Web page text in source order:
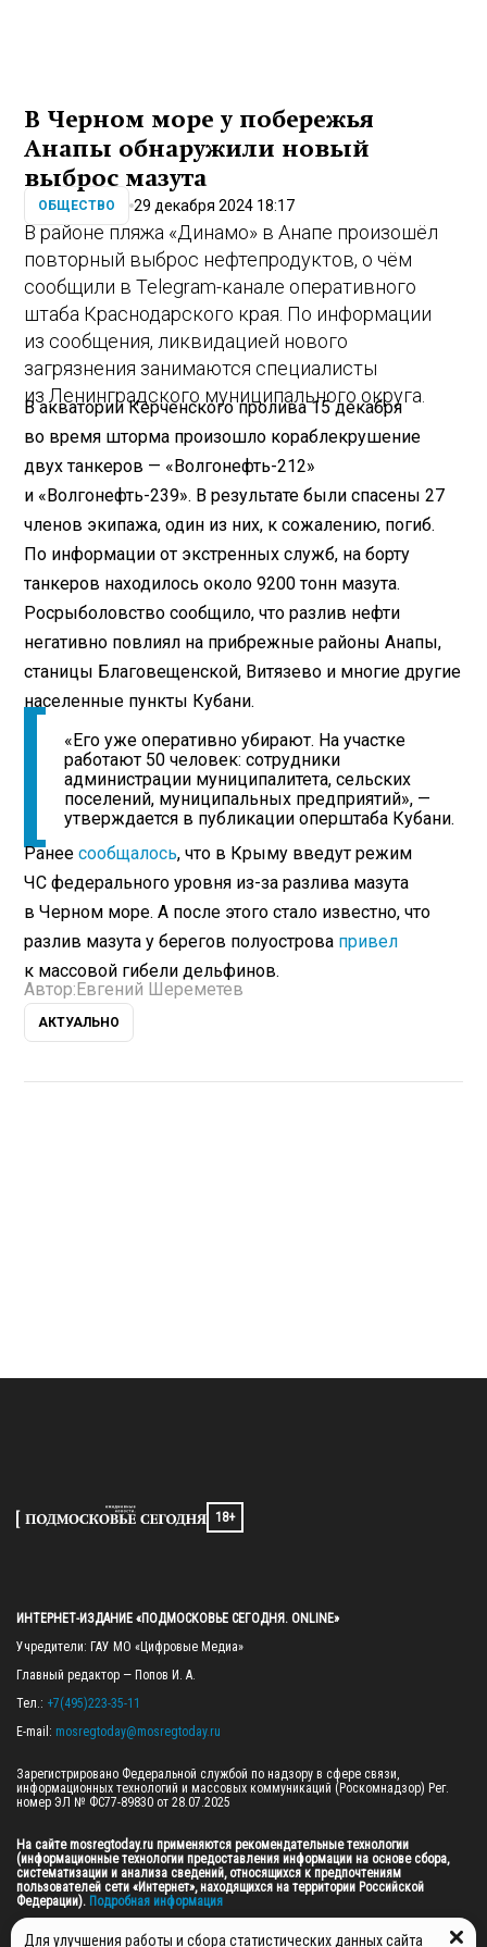
В Черном море у побережья
Анапы обнаружили новый
выброс мазута
ОБЩЕСТВО 29 декабря 2024 18:17
В районе пляжа «Динамо» в Анапе произошёл
повторный выброс нефтепродуктов, о чём
сообщили в Telegram-канале оперативного
штаба Краснодарского края. По информации
из сообщения, ликвидацией нового
загрязнения занимаются специалисты
из Ленинградского муниципального округа.
В акватории Керченского пролива 15 декабря
во время шторма произошло кораблекрушение
двух танкеров — «Волгонефть-212»
и «Волгонефть-239». В результате были спасены 27
членов экипажа, один из них, к сожалению, погиб.
По информации от экстренных служб, на борту
танкеров находилось около 9200 тонн мазута.
Росрыболовство сообщило, что разлив нефти
негативно повлиял на прибрежные районы Анапы,
станицы Благовещенской, Витязево и многие другие
населенные пункты Кубани.
«Его уже оперативно убирают. На участке
работают 50 человек: сотрудники
администрации муниципалитета, сельских
поселений, муниципальных предприятий», —
утверждается в публикации оперштаба Кубани.
Ранеесообщалось, что в Крыму введут режим
ЧС федерального уровня из-за разлива мазута
в Черном море. А после этого стало известно, что
разлив мазута у берегов полуострова привел
к массовой гибели дельфинов.
Автор:Евгений Шереметев
АКТУАЛЬНО
18+
ИНТЕРНЕТ-ИЗДАНИЕ «ПОДМОСКОВЬЕ СЕГОДНЯ. ONLINE»
Учредители: ГАУ МО «Цифровые Медиа»
Главный редактор — Попов И. А.
Тел.: +7(495)223-35-11
E-mail: mosregtoday@mosregtoday.ru
Зарегистрировано Федеральной службой по надзору в сфере связи,
информационных технологий и массовых коммуникаций (Роскомнадзор) Рег.
номер ЭЛ № ФС77-89830 от 28.07.2025
На сайте mosregtoday.ru применяются рекомендательные технологии
(информационные технологии предоставления информации на основе сбора,
систематизации и анализа сведений, относящихся к предпочтениям
пользователей сети «Интернет», находящихся на территории Российской
Федерации). Подробная информация
© 2026 ПРАВА НА ВСЕ МАТЕРИАЛЫ САЙТА ПРИНАДЛЕЖАТ ГАУ МО "ЦИФРОВЫЕ
МЕДИА" (ОГРН: 1255000059467).
Для улучшения работы и сбора статистических данных сайта